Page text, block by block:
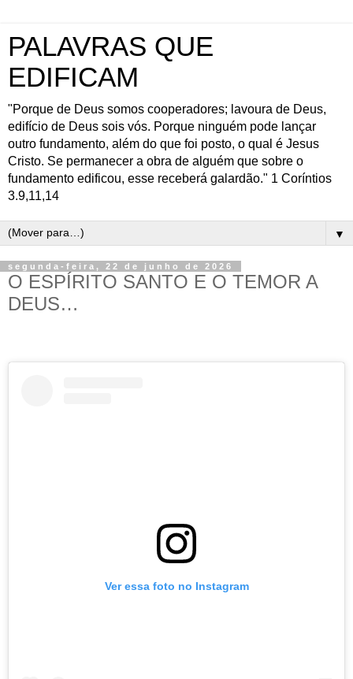
PALAVRAS QUE
EDIFICAM
"Porque de Deus somos cooperadores; lavoura de Deus,
edifício de Deus sois vós. Porque ninguém pode lançar
outro fundamento, além do que foi posto, o qual é Jesus
Cristo. Se permanecer a obra de alguém que sobre o
fundamento edificou, esse receberá galardão." 1 Coríntios
3.9,11,14
▼
segunda-feira, 22 de junho de 2026
O ESPÍRITO SANTO E O TEMOR A
DEUS…
Ver essa foto no Instagram